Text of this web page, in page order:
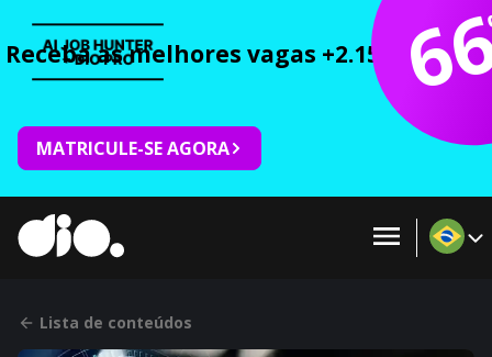
Receba as melhores vagas +2.150 cursos
MATRICULE-SE AGORA
Lista de conteúdos